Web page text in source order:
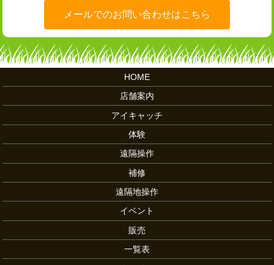
メールでのお問い合わせはこちら
HOME
店舗案内
アイキャッチ
体験
遠隔操作
補修
遠隔地操作
イベント
販売
一覧表